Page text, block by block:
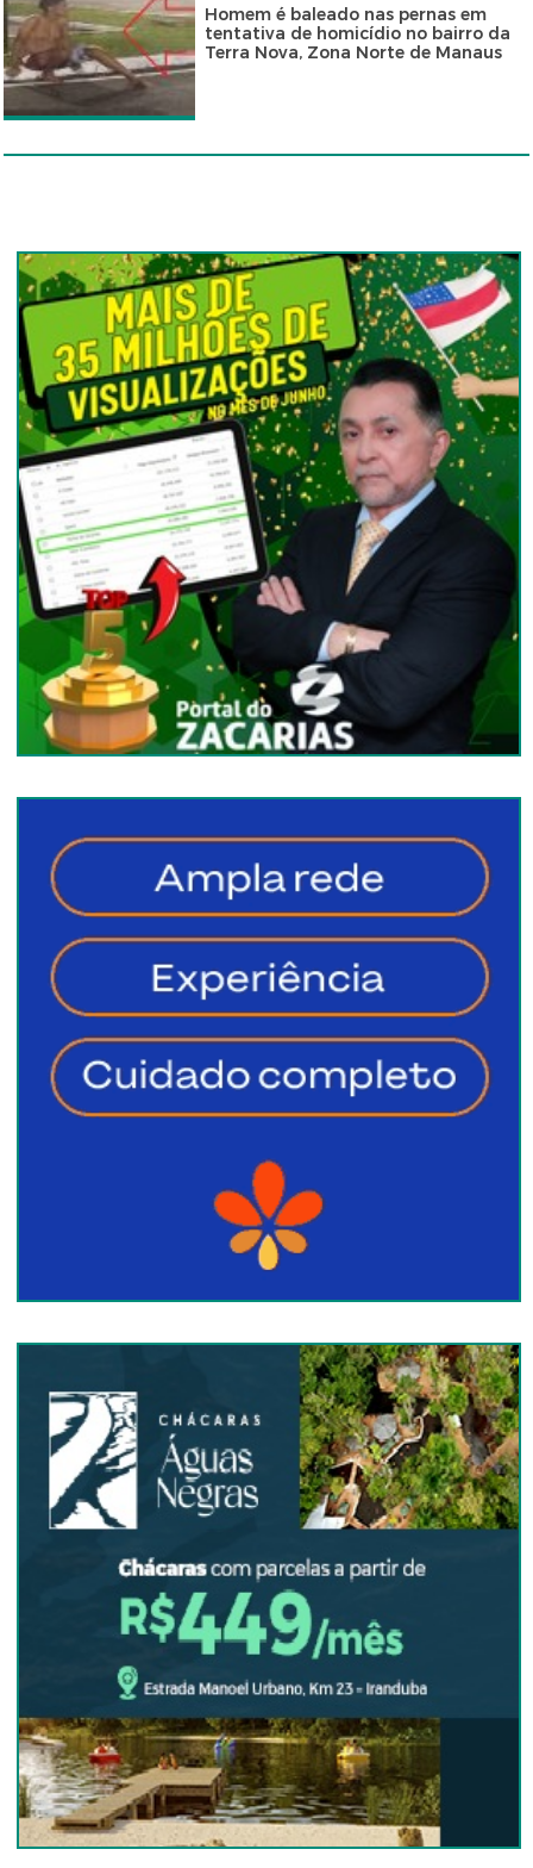
Homem é baleado nas pernas em
tentativa de homicídio no bairro da
Terra Nova, Zona Norte de Manaus